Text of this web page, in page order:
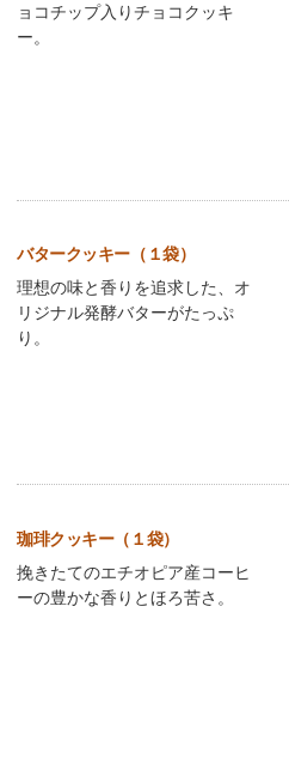
ョコチップ入りチョコクッキ
ー。
バタークッキー（１袋）
理想の味と香りを追求した、オ
リジナル発酵バターがたっぷ
り。
珈琲クッキー（１袋）
挽きたてのエチオピア産コーヒ
ーの豊かな香りとほろ苦さ。